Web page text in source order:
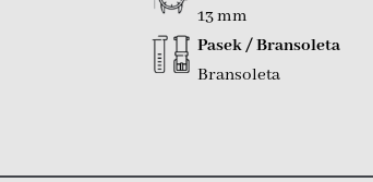
13 mm
Pasek / Bransoleta
Bransoleta